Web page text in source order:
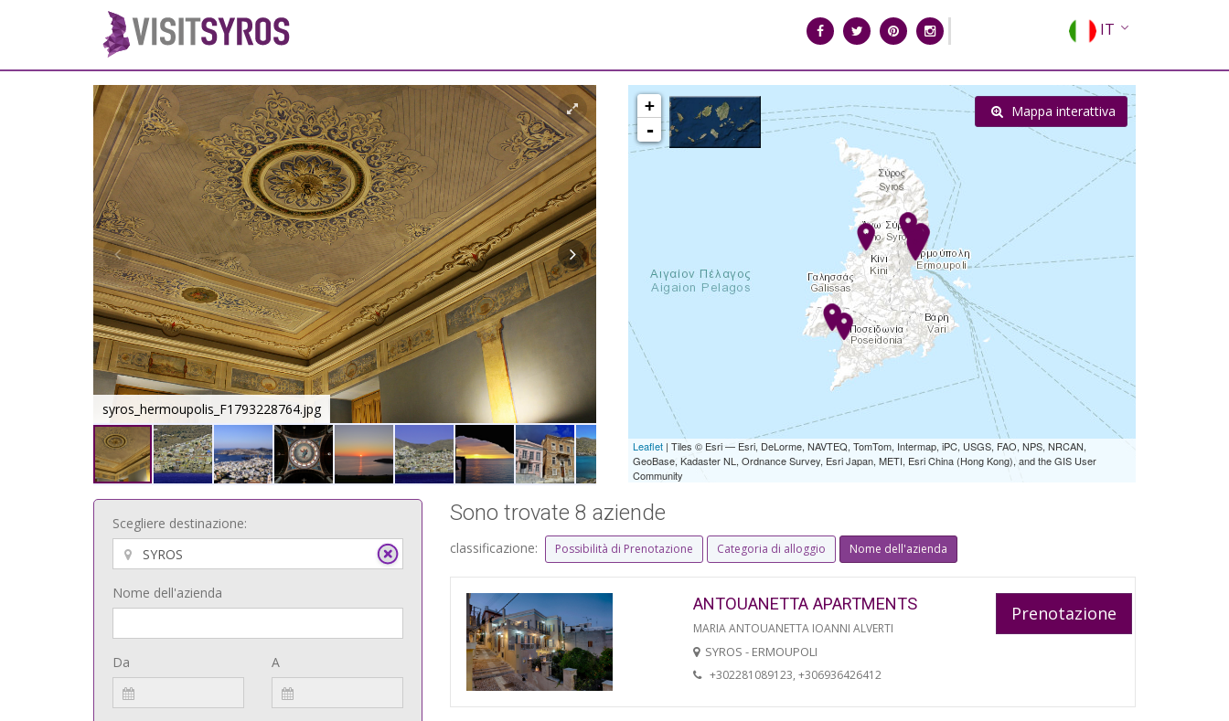
IT
EN
EL
RU
syros_hermoupolis_F1793228764.jpg syros_vaporia_F268133321.jpg
+
-
Leaflet | Tiles © Esri — Esri, DeLorme, NAVTEQ, TomTom, Intermap, iPC, USGS, FAO, NPS, NRCAN,
GeoBase, Kadaster NL, Ordnance Survey, Esri Japan, METI, Esri China (Hong Kong), and the GIS User
Community
Mappa interattiva
Scegliere destinazione:
Nome dell'azienda
Da A
Sono trovate 8 aziende
classificazione: Possibilità di Prenotazione Categoria di alloggio Nome dell'azienda
ANTOUANETTA APARTMENTS
MARIA ANTOUANETTA IOANNI ALVERTI
SYROS - ERMOUPOLI
+302281089123, +306936426412
Prenotazione